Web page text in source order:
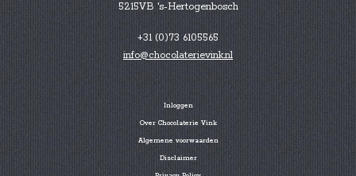
5215VB 's-Hertogenbosch
+31 (0)73 6105565
info@chocolaterievink.nl
Inloggen
Over Chocolaterie Vink
Algemene voorwaarden
Disclaimer